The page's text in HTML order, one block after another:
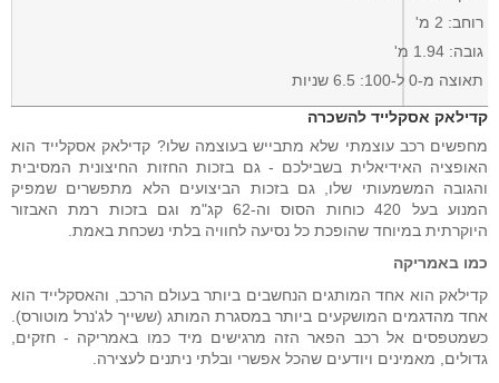
רוחב: 2 מ'
גובה: 1.94 מ'
תאוצה מ-0 ל-100: 6.5 שניות
קדילאק אסקלייד להשכרה
מחפשים רכב עוצמתי שלא מתבייש בעוצמה שלו? קדילאק אסקלייד הוא
האופציה האידיאלית בשבילכם - גם בזכות החזות החיצונית המסיבית
והגובה המשמעותי שלו, גם בזכות הביצועים הלא מתפשרים שמפיק
המנוע בעל 420 כוחות הסוס וה-62 קג"מ וגם בזכות רמת האבזור
היוקרתית במיוחד שהופכת כל נסיעה לחוויה בלתי נשכחת באמת.
כמו באמריקה
קדילאק הוא אחד המותגים הנחשבים ביותר בעולם הרכב, והאסקלייד הוא
אחד מהדגמים המושקעים ביותר במסגרת המותג (ששייך לג'נרל מוטורס).
כשמטפסים אל רכב הפאר הזה מרגישים מיד כמו באמריקה - חזקים,
גדולים, מאמינים ויודעים שהכל אפשרי ובלתי ניתנים לעצירה.